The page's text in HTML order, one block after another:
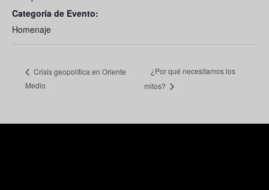
Categoría de Evento:
Homenaje
Crisis geopolítica en Oriente
Medio
¿Por qué necesitamos los
mitos?